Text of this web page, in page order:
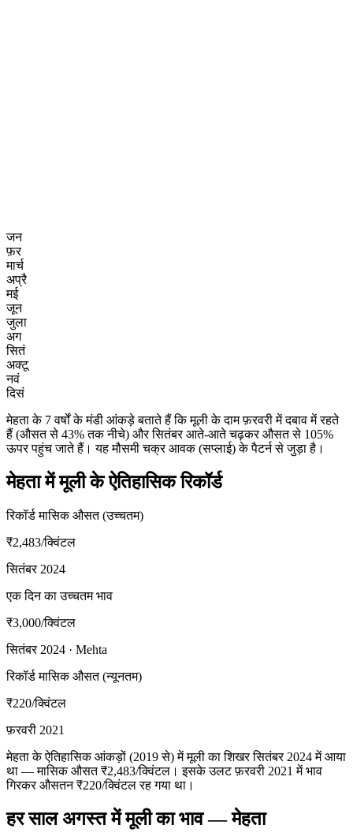
जन
फ़र
मार्च
अप्रै
मई
जून
जुला
अग
सितं
अक्टू
नवं
दिसं
मेहता के 7 वर्षों के मंडी आंकड़े बताते हैं कि मूली के दाम फ़रवरी में दबाव में रहते
हैं (औसत से 43% तक नीचे) और सितंबर आते-आते चढ़कर औसत से 105%
ऊपर पहुंच जाते हैं। यह मौसमी चक्र आवक (सप्लाई) के पैटर्न से जुड़ा है।
मेहता में मूली के ऐतिहासिक रिकॉर्ड
रिकॉर्ड मासिक औसत (उच्चतम)
₹2,483/क्विंटल
सितंबर 2024
एक दिन का उच्चतम भाव
₹3,000/क्विंटल
सितंबर 2024 · Mehta
रिकॉर्ड मासिक औसत (न्यूनतम)
₹220/क्विंटल
फ़रवरी 2021
मेहता के ऐतिहासिक आंकड़ों (2019 से) में मूली का शिखर सितंबर 2024 में आया
था — मासिक औसत ₹2,483/क्विंटल। इसके उलट फ़रवरी 2021 में भाव
गिरकर औसतन ₹220/क्विंटल रह गया था।
हर साल अगस्त में मूली का भाव — मेहता